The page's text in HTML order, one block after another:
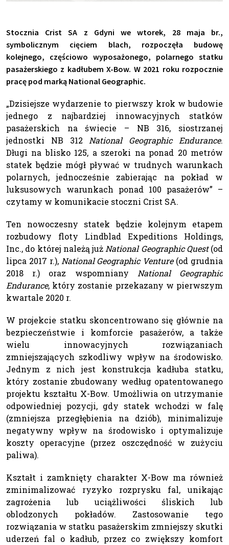
Stocznia Crist SA z Gdyni we wtorek, 28 maja br.,
symbolicznym cięciem blach, rozpoczęła budowę
kolejnego, częściowo wyposażonego, polarnego statku
pasażerskiego z kadłubem X-Bow. W 2021 roku rozpocznie
pracę pod marką National Geographic.
„Dzisiejsze wydarzenie to pierwszy krok w budowie
jednego z najbardziej innowacyjnych statków
pasażerskich na świecie – NB 316, siostrzanej
jednostki NB 312 National Geographic Endurance.
Długi na blisko 125, a szeroki na ponad 20 metrów
statek będzie mógł pływać w trudnych warunkach
polarnych, jednocześnie zabierając na pokład w
luksusowych warunkach ponad 100 pasażerów” –
czytamy w komunikacie stoczni Crist SA.
Ten nowoczesny statek będzie kolejnym etapem
rozbudowy floty Lindblad Expeditions Holdings,
Inc., do której należą jużNational Geographic Quest(od
lipca 2017 r.), National Geographic Venture(od grudnia
2018 r.) oraz wspomniany National Geographic
Endurance, który zostanie przekazany w pierwszym
kwartale 2020 r.
W projekcie statku skoncentrowano się głównie na
bezpieczeństwie i komforcie pasażerów, a także
wielu innowacyjnych rozwiązaniach
zmniejszających szkodliwy wpływ na środowisko.
Jednym z nich jest konstrukcja kadłuba statku,
który zostanie zbudowany według opatentowanego
projektu kształtu X-Bow. Umożliwia on utrzymanie
odpowiedniej pozycji, gdy statek wchodzi w falę
(zmniejsza przegłębienia na dziób), minimalizuje
negatywny wpływ na środowisko i optymalizuje
koszty operacyjne (przez oszczędność w zużyciu
paliwa).
Kształt i zamknięty charakter X-Bow ma również
zminimalizować ryzyko rozprysku fal, unikając
zagrożenia lub uciążliwości śliskich lub
oblodzonych pokładów. Zastosowanie tego
rozwiązania w statku pasażerskim zmniejszy skutki
uderzeń fal o kadłub, przez co zwiększy komfort